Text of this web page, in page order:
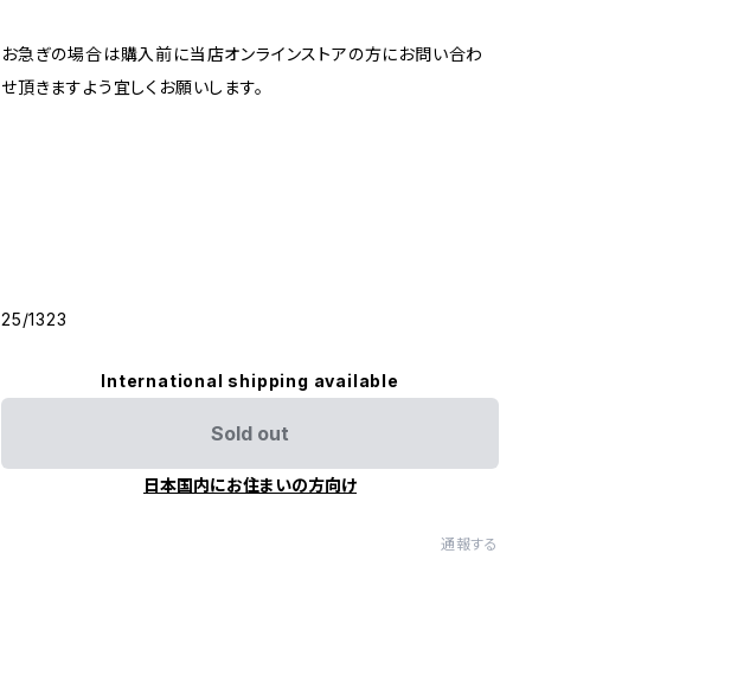
お急ぎの場合は購入前に当店オンラインストアの方にお問い合わ
せ頂きますよう宜しくお願いします。
25/1323
International shipping available
Sold out
日本国内にお住まいの方向け
通報する